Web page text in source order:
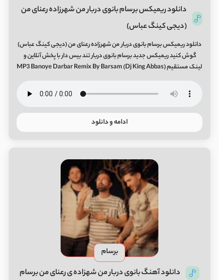
دانلود ریمیکس برسام بانوی دربار من شهرزاده رعنای من
(دیجی کینگ عباس)
دانلود ریمیکس برسام بانوی دربار من شهرزاده رعنای من (دیجی کینگ عباس)
گوش کنید ریمیکس جدید برسام بانوی دربار تند بیس دار با پخش آنلاین و
لینک مستقیم MP3 Banoye Darbar Remix By Barsam (Dj King Abbas)
ادامه و دانلود
برسام
دانلود آهنگ بانوی دربار من شهزاده ی رعنای من برسام